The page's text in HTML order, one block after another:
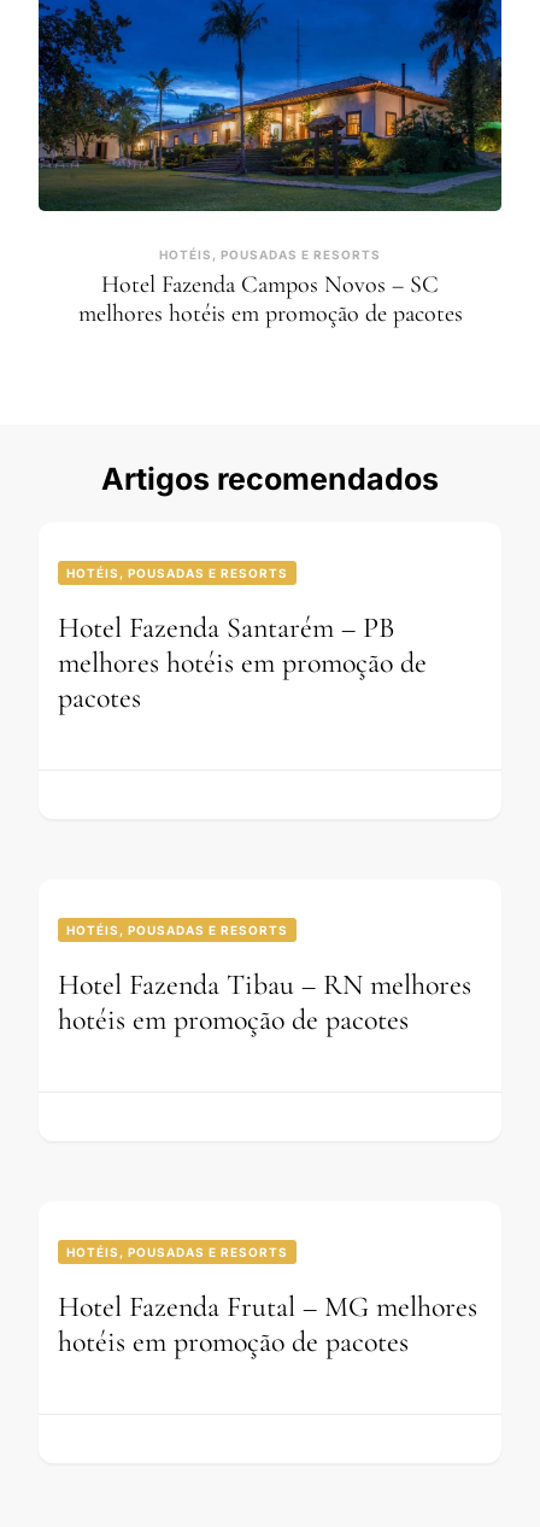
HOTÉIS, POUSADAS E RESORTS
Hotel Fazenda Campos Novos – SC
melhores hotéis em promoção de pacotes
Artigos recomendados
HOTÉIS, POUSADAS E RESORTS
Hotel Fazenda Santarém – PB
melhores hotéis em promoção de
pacotes
HOTÉIS, POUSADAS E RESORTS
Hotel Fazenda Tibau – RN melhores
hotéis em promoção de pacotes
HOTÉIS, POUSADAS E RESORTS
Hotel Fazenda Frutal – MG melhores
hotéis em promoção de pacotes